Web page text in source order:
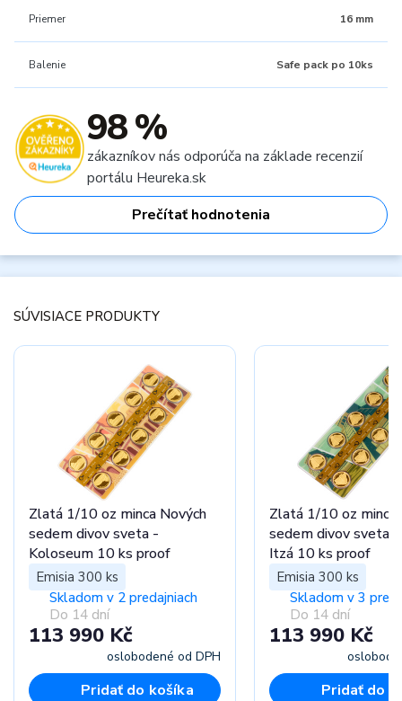
Priemer 16 mm
Balenie Safe pack po 10ks
98 %
zákazníkov nás odporúča na základe recenzií
portálu Heureka.sk
Prečítať hodnotenia
SÚVISIACE PRODUKTY
Zlatá 1/10 oz minca Nových
sedem divov sveta -
Koloseum 10 ks proof
Emisia 300 ks
Skladom v 2 predajniach
Do 14 dní
113 990 Kč
oslobodené od DPH
Pridať do košíka
Zlatá 1/10 oz minca
sedem divov sveta -
Itzá 10 ks proof
Emisia 300 ks
Skladom v 3
Do 14 dní
113 990 Kč
Pridať do